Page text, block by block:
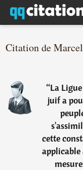
Citation de
“La
juif a
cette